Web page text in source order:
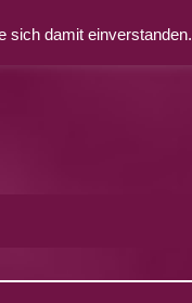
sich damit einverstanden.